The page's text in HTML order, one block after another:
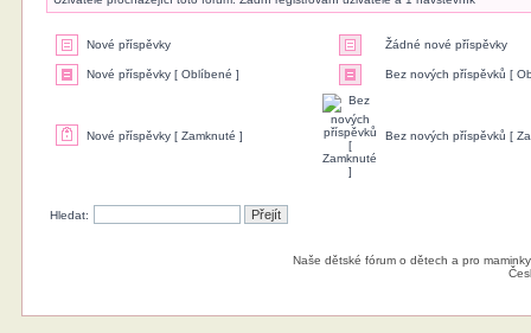
Nové příspěvky Žádné nové příspěvky
Nové příspěvky [ Oblíbené ] Bez nových příspěvků [
Nové příspěvky [ Zamknuté ] Bez nových příspěvků [
Hledat:
Naše dětské fórum o dětech a pro